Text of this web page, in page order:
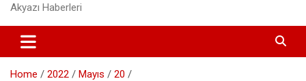
Akyazı Haberleri
Home 2022 Mayıs
20